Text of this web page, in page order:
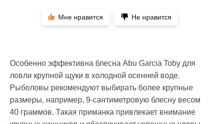
Мне нравится Не нравится
Особенно эффективна блесна Abu Garcia Toby для
ловли крупной щуки в холодной осенней воде.
Рыболовы рекомендуют выбирать более крупные
размеры, например, 9-сантиметровую блесну весом
40 граммов. Такая приманка привлекает внимание